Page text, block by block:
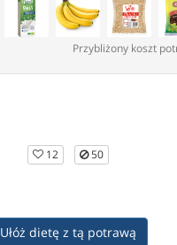
Przybliżony koszt
12 50
Ułóż dietę z tą potrawą